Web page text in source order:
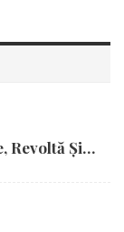
Revoltă Și…